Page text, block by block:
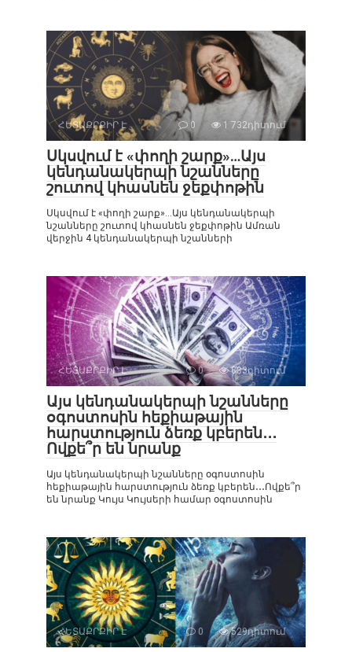
ՀԵՏԱՔՐՔԻՐ Է 0 1 732դիտում
Սկսվում է «փողի շարք»…Այս
կենդանակերպի նշանները
շուտով կհասնեն ջեքփոթին
Սկսվում է «փողի շարք»…Այս կենդանակերպի
նշանները շուտով կհասնեն ջեքփոթին Ամռան
վերջին 4 կենդանակերպի նշանների
ՀԵՏԱՔՐՔԻՐ Է 0 833դիտում
Այս կենդանակերպի նշանները
օգոստոսին հեքիաթային
հարստություն ձեռք կբերեն․․․
Ովքե՞ր են նրանք
Այս կենդանակերպի նշանները օգոստոսին
հեքիաթային հարստություն ձեռք կբերեն․․․Ովքե՞ր
են նրանք Կույս Կույսերի համար օգոստոսին
ՀԵՏԱՔՐՔԻՐ Է 0 529դիտում